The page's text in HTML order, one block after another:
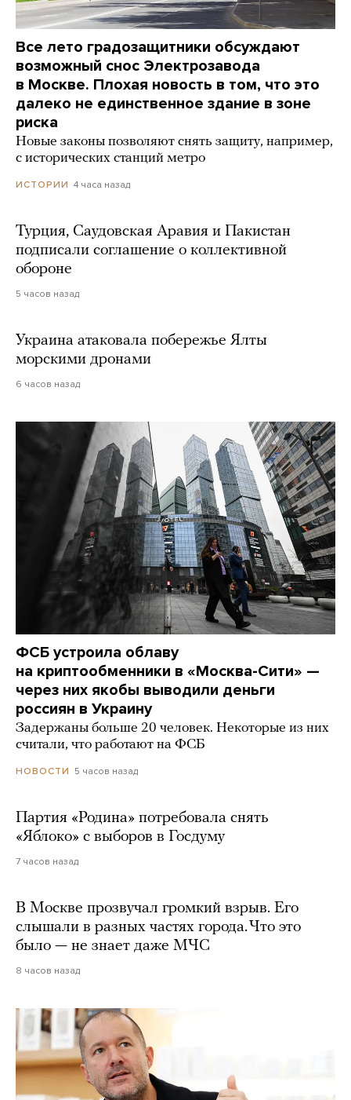
Все лето градозащитники обсуждают
возможный снос Электрозавода
в Москве. Плохая новость в том, что это
далеко не единственное здание в зоне
риска
Новые законы позволяют снять защиту, например,
с исторических станций метро
ИСТОРИИ 4 часа назад
Турция, Саудовская Аравия и Пакистан
подписали соглашение о коллективной
обороне
5 часов назад
Украина атаковала побережье Ялты
морскими дронами
6 часов назад
ФСБ устроила облаву
на криптообменники в «Москва-Сити» —
через них якобы выводили деньги
россиян в Украину
Задержаны больше 20 человек. Некоторые из них
считали, что работают на ФСБ
НОВОСТИ 5 часов назад
Партия «Родина» потребовала снять
«Яблоко» с выборов в Госдуму
7 часов назад
В Москве прозвучал громкий взрыв. Его
слышали в разных частях города. Что это
было — не знает даже МЧС
8 часов назад